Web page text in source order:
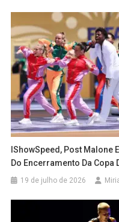
IShowSpeed, Post Malone
Do Encerramento Da Copa
19 de julho de 2026